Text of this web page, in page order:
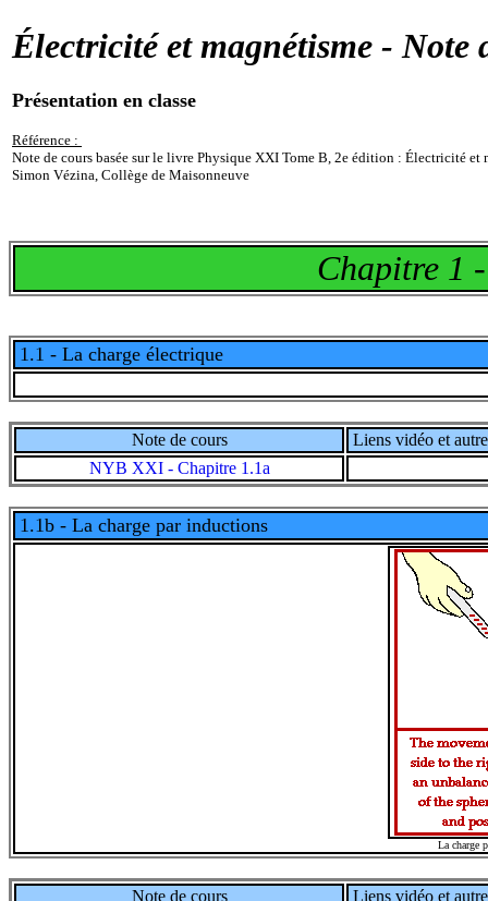
Électricité et magnétisme - Note
Présentation en classe
Référence :
Note de cours basée sur le livre Physique XXI Tome B, 2e édition : Électricité et
Simon Vézina, Collège de Maisonneuve
Chapitre 1
1.1 - La charge électrique
Note de cours
Liens vidéo et
NYB XXI - Chapitre 1.1a
1.1b - La charge par inductions
La charge
Note de cours
Liens vidéo et